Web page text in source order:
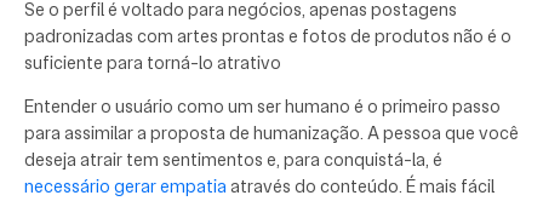
Se o perfil é voltado para negócios, apenas postagens
padronizadas com artes prontas e fotos de produtos não é o
suficiente para torná-lo atrativo
Entender o usuário como um ser humano é o primeiro passo
para assimilar a proposta de humanização. A pessoa que você
deseja atrair tem sentimentos e, para conquistá-la, é
necessário gerar empatia através do conteúdo. É mais fácil